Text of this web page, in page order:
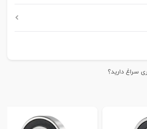
سراغ دارید؟